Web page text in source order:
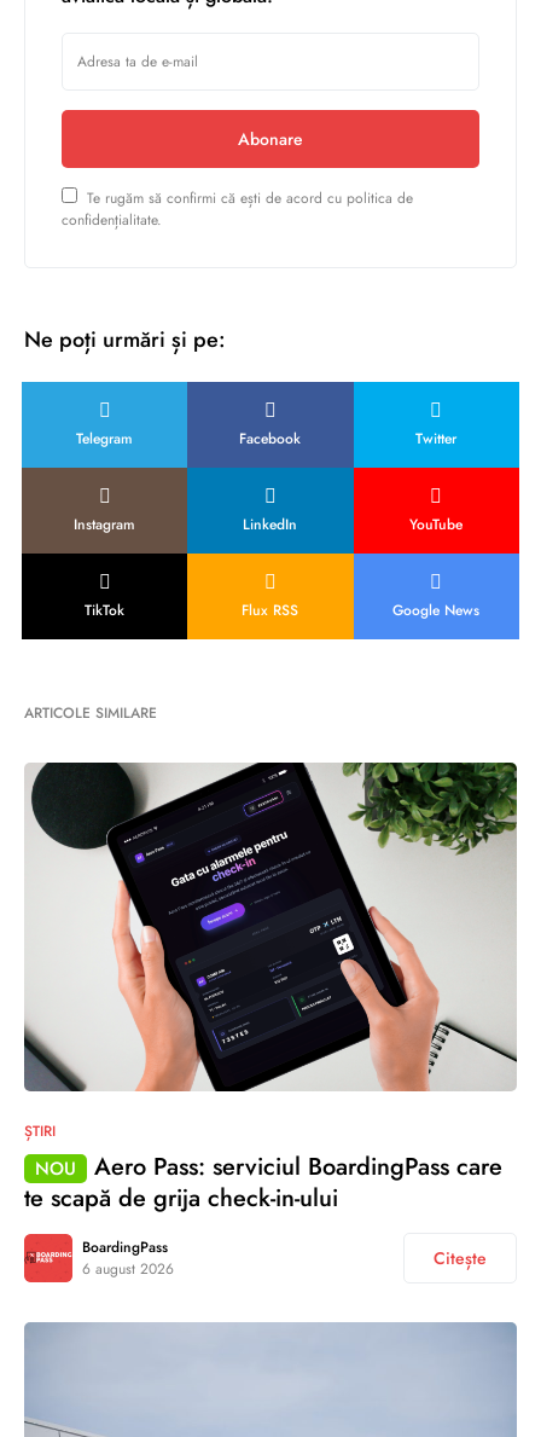
Abonare
Te rugăm să confirmi că ești de acord cu politica de
confidențialitate.
Ne poți urmări și pe:
Telegram Facebook Twitter
Instagram LinkedIn YouTube
TikTok Flux RSS Google News
ARTICOLE SIMILARE
ȘTIRI
NOU
Aero Pass: serviciul BoardingPass care
te scapă de grija check-in-ului
BoardingPass
6 august 2026
Citește